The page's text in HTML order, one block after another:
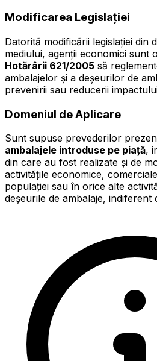
Modificarea Legislației
Datorită modificării legislației din
mediului, agenții economici sunt
Hotărârii 621/2005 să
ambalajelor și a deșeurilor de
prevenirii sau reducerii
Domeniul de Aplicare
Sunt supuse prevederilor
ambalajele introduse pe piață,
din care au fost realizate și de
activitățile economice,
populației sau în orice alte
deșeurile de ambalaje, indiferent